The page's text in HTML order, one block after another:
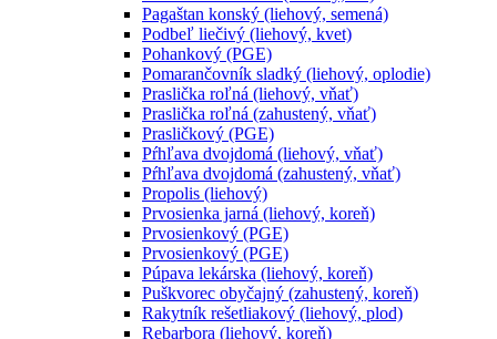
Pagaštan konský (liehový, semená)
Podbeľ liečivý (liehový, kvet)
Pohankový (PGE)
Pomarančovník sladký (liehový, oplodie)
Praslička roľná (liehový, vňať)
Praslička roľná (zahustený, vňať)
Prasličkový (PGE)
Pŕhľava dvojdomá (liehový, vňať)
Pŕhľava dvojdomá (zahustený, vňať)
Propolis (liehový)
Prvosienka jarná (liehový, koreň)
Prvosienkový (PGE)
Prvosienkový (PGE)
Púpava lekárska (liehový, koreň)
Puškvorec obyčajný (zahustený, koreň)
Rakytník rešetliakový (liehový, plod)
Rebarbora (liehový, koreň)